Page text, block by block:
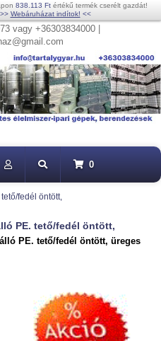
838.113 Ftértékű termék cserélt gazdát!
>> Webáruházat indítok! <<
vagy +36303834000 |
0
fedél öntött,
PE. tető/fedél öntött,
PE. tető/fedél öntött, üreges